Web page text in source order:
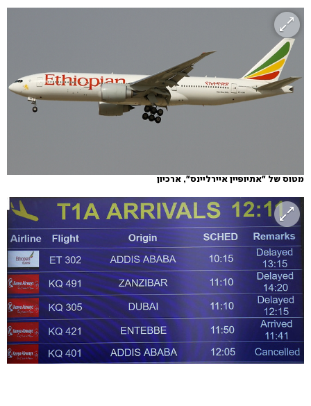
מטוס של "אתיופיין איירליינס", ארכיון